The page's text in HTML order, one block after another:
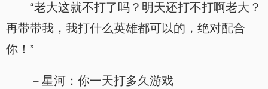
“老大这就不打了吗？明天还打不打啊老大？
再带带我，我打什么英雄都可以的，绝对配合
你！”
－星河：你一天打多久游戏